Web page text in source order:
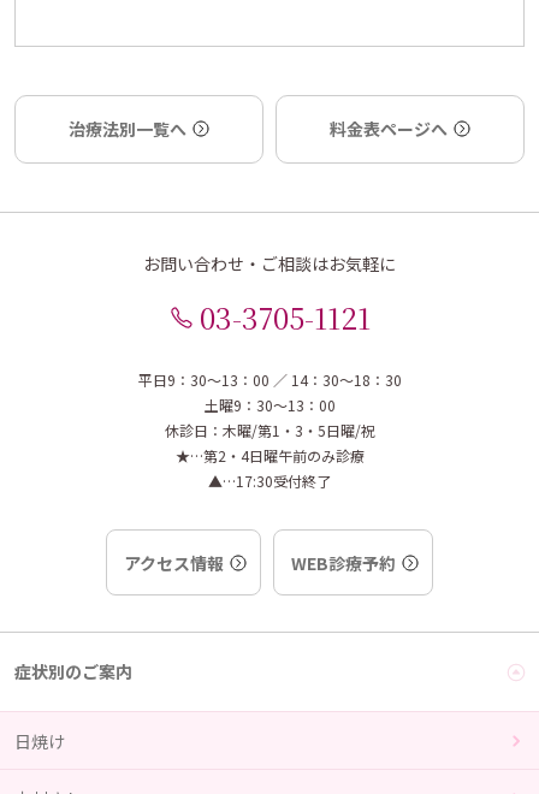
治療法別一覧へ 料金表ページへ
お問い合わせ・ご相談はお気軽に
03-3705-1121
平日9：30～13：00 ／ 14：30～18：30
土曜9：30～13：00
休診日：木曜/第1・3・5日曜/祝
★…第2・4日曜午前のみ診療
▲…17:30受付終了
アクセス情報 WEB診療予約
症状別のご案内
日焼け